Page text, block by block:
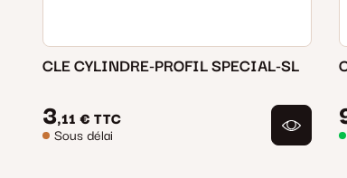
CLE CYLINDRE-PROFIL SPECIAL-SL
3,11 € TTC
Sous délai